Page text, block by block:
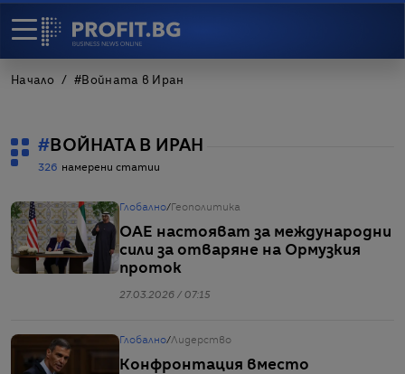
Начало #Войната в Иран
# ВОЙНАТА В ИРАН
326 намерени статии
Глобално/ Геополитика
ОАЕ настояват за международни
сили за отваряне на Ормузкия
проток
27.03.2026 / 07:15
Глобално/Лидерство
Конфронтация вместо